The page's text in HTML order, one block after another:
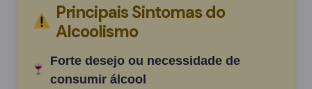
Principais Sintomas do
Alcoolismo
Forte desejo ou necessidade de
consumir álcool